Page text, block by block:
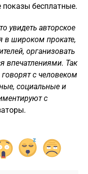
показы бесплатные.
увидеть авторское
в широком прокате,
организовать
впечатлениями. Так
с человеком
социальные и
с